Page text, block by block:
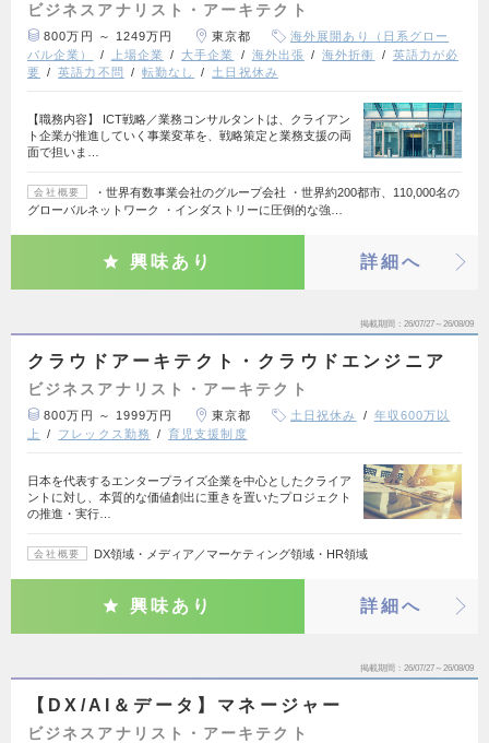
ビジネスアナリスト・アーキテクト
800万円 ～ 1249万円 東京都
海外展開あり（日系グロー
バル企業）
上場企業 大手企業 海外出張 海外折衝
英語力が必
要
英語力不問 転勤なし 土日祝休み
【職務内容】 ICT戦略／業務コンサルタントは、クライアン
ト企業が推進していく事業変革を、戦略策定と業務支援の両
面で担いま…
会社概要
・世界有数事業会社のグループ会社 ・世界約200都市、110,000名の
グローバルネットワーク ・インダストリーに圧倒的な強…
興味あり 詳細へ
掲載期間 26/07/27～26/08/09
クラウドアーキテクト・クラウドエンジニア
ビジネスアナリスト・アーキテクト
800万円 ～ 1999万円 東京都 土日祝休み
年収600万以
上
フレックス勤務 育児支援制度
日本を代表するエンタープライズ企業を中心としたクライア
ントに対し、本質的な価値創出に重きを置いたプロジェクト
の推進・実行…
会社概要 DX領域・メディア／マーケティング領域・HR領域
興味あり 詳細へ
掲載期間 26/07/27～26/08/09
【DX/AI＆データ】マネージャー
ビジネスアナリスト・アーキテクト